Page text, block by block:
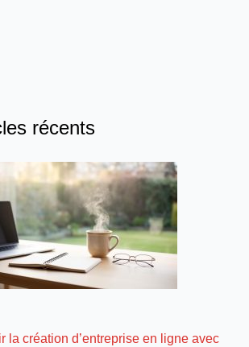
récents
la création d’entreprise en ligne avec